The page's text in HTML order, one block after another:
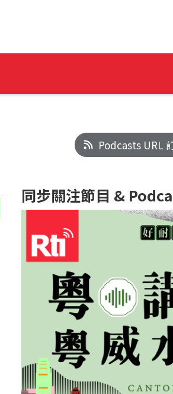
Podcasts URL
同步關注節目 &